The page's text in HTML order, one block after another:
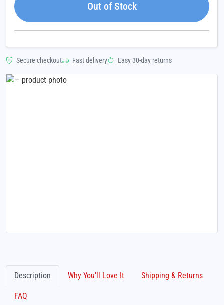
Out of Stock
Secure checkout Fast delivery Easy 30-day returns
Description Why You'll Love It Shipping & Returns
FAQ